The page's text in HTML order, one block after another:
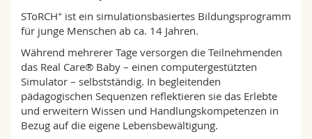
Math.-Nat. und Med. Fak.
Interfakultär
Mitarbeitende
Doktorierende
Webmail
Vorlesungsverzeichnis
MyUnifr
SToRCH+ ist ein simulationsbasiertes Bildungsprogramm
für junge Menschen ab ca. 14 Jahren.
Während mehrerer Tage versorgen die Teilnehmenden
das Real Care® Baby – einen computergestützten
Simulator – selbstständig. In begleitenden
pädagogischen Sequenzen reflektieren sie das Erlebte
und erweitern Wissen und Handlungskompetenzen in
Bezug auf die eigene Lebensbewältigung.